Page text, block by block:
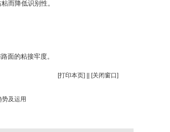
而降低识别性。
面的粘接牢度。
[打印本页] || [关闭窗口]
及运用